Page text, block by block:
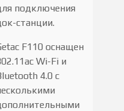
подключения
станции.
F110 оснащен
Wi-Fi и
4.0 с